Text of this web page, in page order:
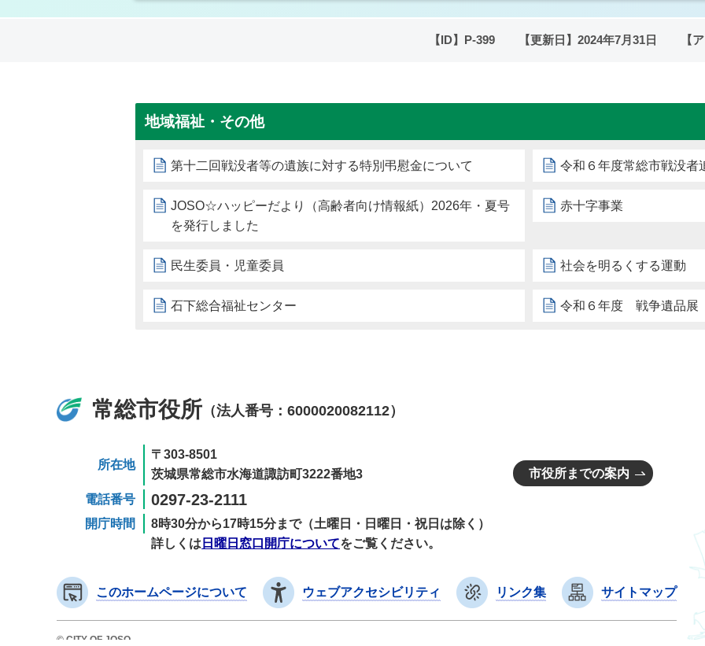
【ID】 P-399 【更新日】 2024年7月31日 【
地域福祉・その他
第十二回戦没者等の遺族に対する特別弔慰金について 令和６年度常総市戦没者
JOSO☆ハッピーだより（高齢者向け情報紙）2026年・夏号
を発行しました
赤十字事業
民生委員・児童委員 社会を明るくする運動
石下総合福祉センター 令和６年度 戦争遺品展
常総市役所 （法人番号：6000020082112）
所在地
〒303-8501
茨城県常総市水海道諏訪町3222番地3
電話番号
0297-23-2111
開庁時間
8時30分から17時15分まで（土曜日・日曜日・祝日は除く）
詳しくは 日曜日窓口開庁についてをご覧ください。
市役所までの案内
このホームページについて ウェブアクセシビリティ リンク集 サイトマップ
© CITY OF JOSO.